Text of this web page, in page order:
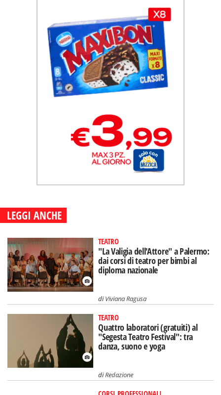
LEGGI ANCHE
TEATRO
"La Valigia dell'Attore" a Palermo:
dai corsi di teatro per bimbi al
diploma nazionale
diViviana Ragusa
TEATRO
Quattro laboratori (gratuiti) al
"Segesta Teatro Festival": tra
danza, suono e yoga
diRedazione